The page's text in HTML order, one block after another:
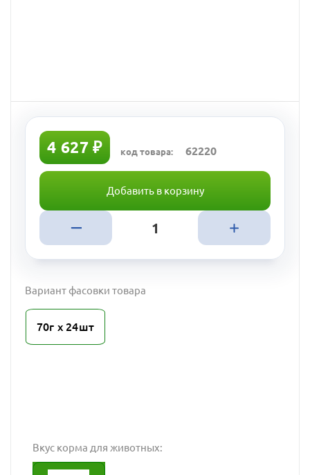
4 627 ₽ код товара: 62220
Добавить в корзину
Вариант фасовки товара
70г х 24шт
Вкус корма для животных: